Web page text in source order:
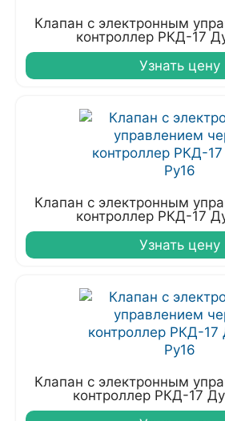
Клапан с электронным
контроллер РКД-17
Узнать цену
Клапан с электронным
контроллер РКД-17
Узнать цену
Клапан с электронным
контроллер РКД-17